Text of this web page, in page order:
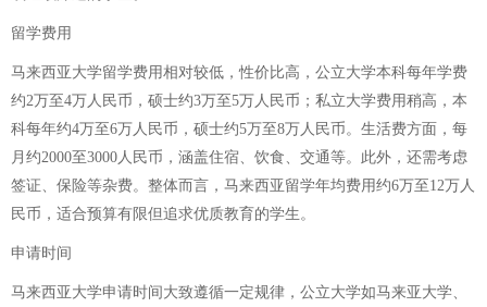
留学费用
马来西亚大学留学费用相对较低，性价比高，公立大学本科每年学费
约2万至4万人民币，硕士约3万至5万人民币；私立大学费用稍高，本
科每年约4万至6万人民币，硕士约5万至8万人民币。生活费方面，每
月约2000至3000人民币，涵盖住宿、饮食、交通等。此外，还需考虑
签证、保险等杂费。整体而言，马来西亚留学年均费用约6万至12万人
民币，适合预算有限但追求优质教育的学生。
申请时间
马来西亚大学申请时间大致遵循一定规律，公立大学如马来亚大学、